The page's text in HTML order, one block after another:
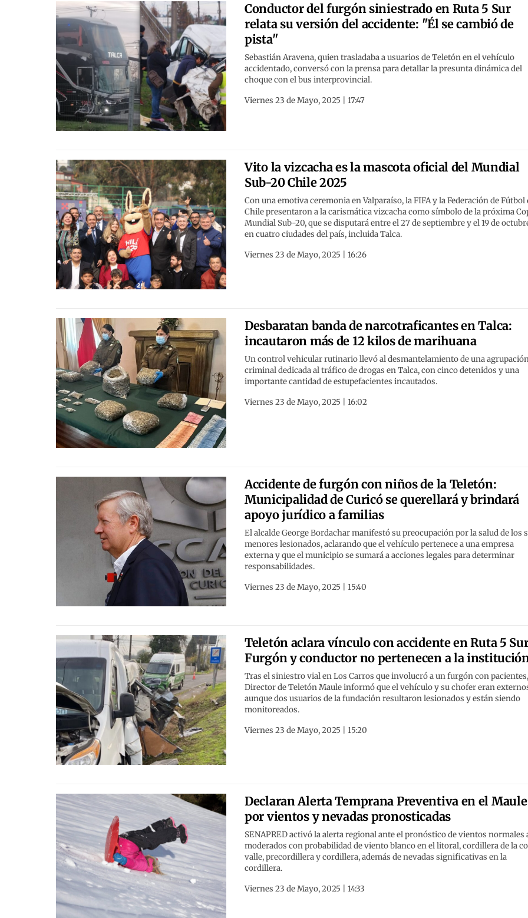
Conductor del furgón siniestrado en Ruta 5 Sur
relata su versión del accidente: "Él se cambió de
pista"
Sebastián Aravena, quien trasladaba a usuarios de Teletón en el vehículo
accidentado, conversó con la prensa para detallar la presunta dinámica del
choque con el bus interprovincial.
Viernes 23 de Mayo, 2025 | 17:47
Vito la vizcacha es la mascota oficial del Mundial
Sub-20 Chile 2025
Con una emotiva ceremonia en Valparaíso, la FIFA y la Federación de Fútbol
Chile presentaron a la carismática vizcacha como símbolo de la próxima
Mundial Sub-20, que se disputará entre el 27 de septiembre y el 19 de
en cuatro ciudades del país, incluida Talca.
Viernes 23 de Mayo, 2025 | 16:26
Desbaratan banda de narcotraficantes en Talca:
incautaron más de 12 kilos de marihuana
Un control vehicular rutinario llevó al desmantelamiento de una
criminal dedicada al tráfico de drogas en Talca, con cinco detenidos y una
importante cantidad de estupefacientes incautados.
Viernes 23 de Mayo, 2025 | 16:02
Accidente de furgón con niños de la Teletón:
Municipalidad de Curicó se querellará y brindará
apoyo jurídico a familias
El alcalde George Bordachar manifestó su preocupación por la salud de los
menores lesionados, aclarando que el vehículo pertenece a una empresa
externa y que el municipio se sumará a acciones legales para determinar
responsabilidades.
Viernes 23 de Mayo, 2025 | 15:40
Teletón aclara vínculo con accidente en Ruta 5
Furgón y conductor no pertenecen a la
Tras el siniestro vial en Los Carros que involucró a un furgón con
Director de Teletón Maule informó que el vehículo y su chofer eran
aunque dos usuarios de la fundación resultaron lesionados y están siendo
monitoreados.
Viernes 23 de Mayo, 2025 | 15:20
Declaran Alerta Temprana Preventiva en el Maule
por vientos y nevadas pronosticadas
SENAPRED activó la alerta regional ante el pronóstico de vientos normales
moderados con probabilidad de viento blanco en el litoral, cordillera de la
valle, precordillera y cordillera, además de nevadas significativas en la
cordillera.
Viernes 23 de Mayo, 2025 | 14:33